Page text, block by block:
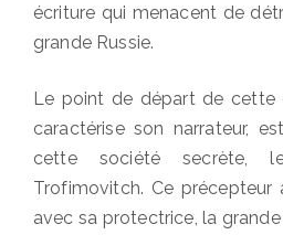
écriture qui menacent de
grande Russie.
Le point de départ de cette
caractérise son narrateur,
cette société secrète,
Trofimovitch. Ce
avec sa protectrice, la